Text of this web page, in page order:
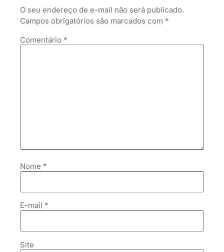
O seu endereço de e-mail não será publicado.
Campos obrigatórios são marcados com *
Comentário *
Nome *
E-mail *
Site